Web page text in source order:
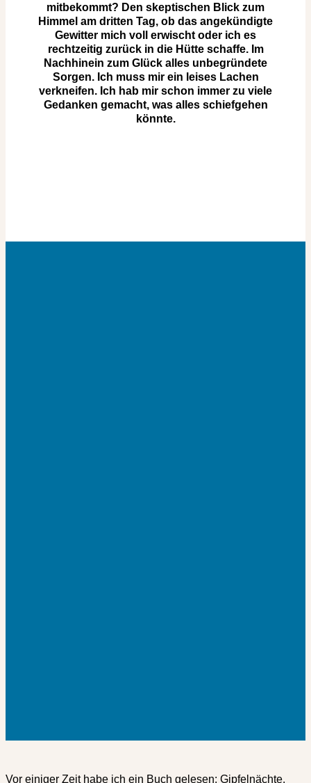
mitbekommt? Den skeptischen Blick zum
Himmel am dritten Tag, ob das angekündigte
Gewitter mich voll erwischt oder ich es
rechtzeitig zurück in die Hütte schaffe. Im
Nachhinein zum Glück alles unbegründete
Sorgen. Ich muss mir ein leises Lachen
verkneifen. Ich hab mir schon immer zu viele
Gedanken gemacht, was alles schiefgehen
könnte.
Vor einiger Zeit habe ich ein Buch gelesen: Gipfelnächte.